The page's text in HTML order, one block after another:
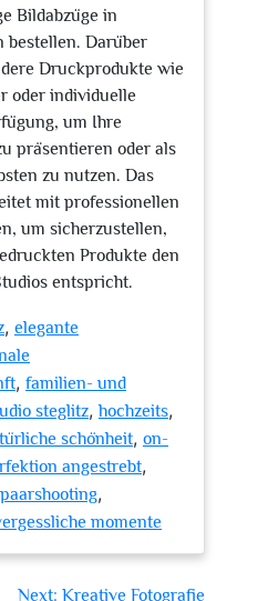
Bildabzüge in
bestellen. Darüber
Druckprodukte wie
oder individuelle
um Ihre
präsentieren oder als
zu nutzen. Das
mit professionellen
um sicherzustellen,
Produkte den
entspricht.
, elegante
, familien- und
steglitz,hochzeits,
schönheit, on-
angestrebt,
,
momente
Next: Kreative Fotografie